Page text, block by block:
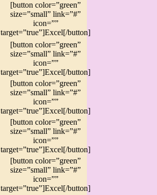
[button color=”green”
size=”small” link=”#”
icon=””
target=”true”]Excel[/button]
[button color=”green”
size=”small” link=”#”
icon=””
target=”true”]Excel[/button]
[button color=”green”
size=”small” link=”#”
icon=””
target=”true”]Excel[/button]
[button color=”green”
size=”small” link=”#”
icon=””
target=”true”]Excel[/button]
[button color=”green”
size=”small” link=”#”
icon=””
target=”true”]Excel[/button]